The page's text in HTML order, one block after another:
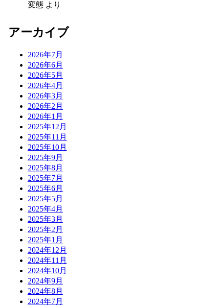
変態より
アーカイブ
2026年7月
2026年6月
2026年5月
2026年4月
2026年3月
2026年2月
2026年1月
2025年12月
2025年11月
2025年10月
2025年9月
2025年8月
2025年7月
2025年6月
2025年5月
2025年4月
2025年3月
2025年2月
2025年1月
2024年12月
2024年11月
2024年10月
2024年9月
2024年8月
2024年7月